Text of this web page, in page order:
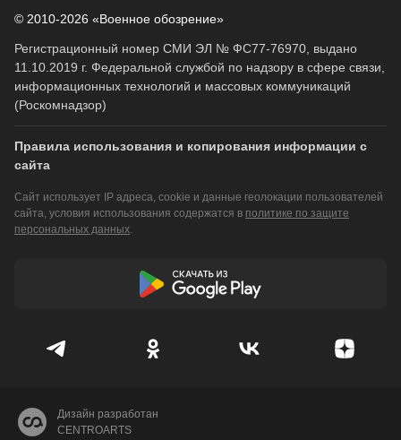
© 2010-2026 «Военное обозрение»
Регистрационный номер СМИ ЭЛ № ФС77-76970, выдано
11.10.2019 г. Федеральной службой по надзору в сфере связи,
информационных технологий и массовых коммуникаций
(Роскомнадзор)
Правила использования и копирования информации с
сайта
Сайт использует IP адреса, cookie и данные геолокации пользователей
сайта, условия использования содержатся в политике по защите
персональных данных.
Дизайн разработан
CENTROARTS